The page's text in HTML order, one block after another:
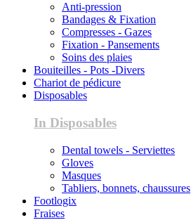
Anti-pression
Bandages & Fixation
Compresses - Gazes
Fixation - Pansements
Soins des plaies
Bouiteilles - Pots -Divers
Chariot de pédicure
Disposables
In Disposables
Dental towels - Serviettes
Gloves
Masques
Tabliers, bonnets, chaussures
Footlogix
Fraises